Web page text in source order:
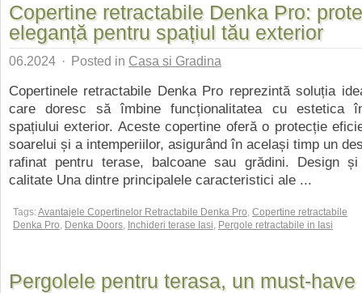
Copertine retractabile Denka Pro:
eleganță pentru spațiul tău exterior
06.2024 · Posted in Casa si Gradina
Copertinele retractabile Denka Pro reprezintă soluția
care doresc să îmbine funcționalitatea cu estetica
spațiului exterior. Aceste copertine oferă o protecție
soarelui și a intemperiilor, asigurând în același timp un
rafinat pentru terase, balcoane sau grădini. Design
calitate Una dintre principalele caracteristici ale ...
Tags:Avantajele Copertinelor Retractabile Denka Pro, Copertine retractabile
Denka Pro, Denka Doors, Inchideri terase Iasi, Pergole retractabile in Iasi
Pergolele pentru terasa, un must-have